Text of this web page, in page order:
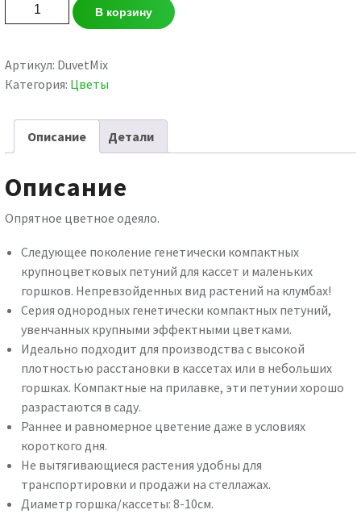
Количество
товара
Duvet
MIX
В корзину
Артикул: DuvetMix
Категория: Цветы
Описание Детали
Описание
Опрятное цветное одеяло.
Следующее поколение генетически компактных
крупноцветковых петуний для кассет и маленьких
горшков. Непревзойденных вид растений на клумбах!
Серия однородных генетически компактных петуний,
увенчанных крупными эффектными цветками.
Идеально подходит для производства с высокой
плотностью расстановки в кассетах или в небольших
горшках. Компактные на прилавке, эти петунии хорошо
разрастаются в саду.
Раннее и равномерное цветение даже в условиях
короткого дня.
Не вытягивающиеся растения удобны для
транспортировки и продажи на стеллажах.
Диаметр горшка/кассеты: 8-10см.